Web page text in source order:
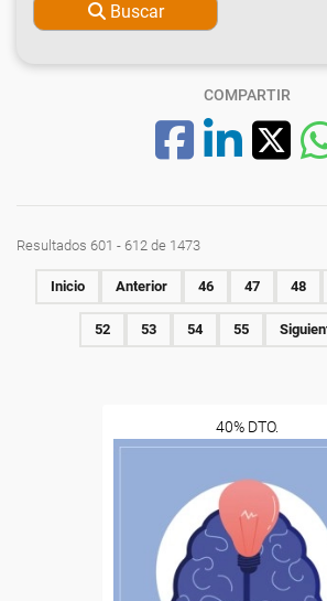
Buscar
COMPARTIR
Resultados 601 - 612 de 1473
Inicio Anterior 46 47 48
52 53 54 55
40% DTO.
Descuentos especiales
Sin requisitos de acceso